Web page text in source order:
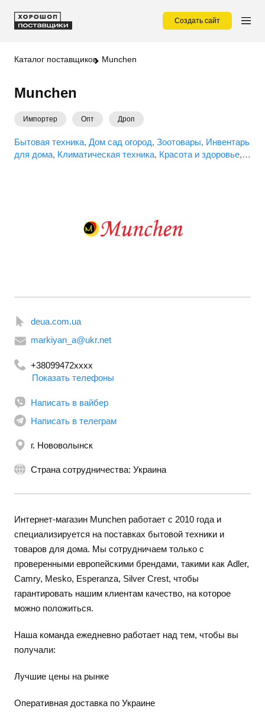
Создать сайт
Каталог поставщиков Munchen
Munchen
Импортер Опт Дроп
Бытовая техника Дом сад огород Зоотовары Инвентарь
для дома Климатическая техника Красота и здоровье
deua.com.ua
markiyan_a@ukr.net
+38099472xxxx
+380938890223
Показать телефоны
Написать в вайбер
Написать в телеграм
г. Нововолынск
Страна сотрудничества: Украина
Интернет-магазин Munchen работает с 2010 года и
специализируется на поставках бытовой техники и
товаров для дома. Мы сотрудничаем только с
проверенными европейскими брендами, такими как Adler,
Camry, Mesko, Esperanza, Silver Crest, чтобы
гарантировать нашим клиентам качество, на которое
можно положиться.
Наша команда ежедневно работает над тем, чтобы вы
получали:
Лучшие цены на рынке
Оперативная доставка по Украине